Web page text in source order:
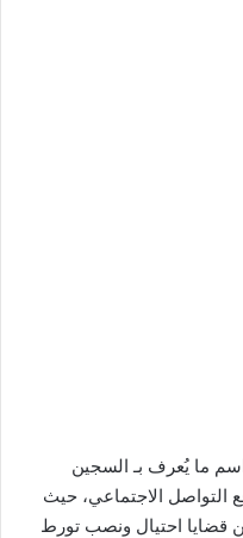
ما يُعرف بـ السجين
التواصل الاجتماعي، حيث
قضايا احتيال ونصب تورط